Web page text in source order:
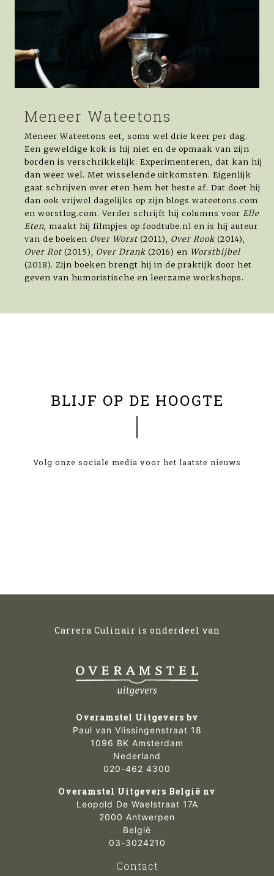
Meneer Wateetons
Meneer Wateetons eet, soms wel drie keer per dag.
Een geweldige kok is hij niet en de opmaak van zijn
borden is verschrikkelijk. Experimenteren, dat kan hij
dan weer wel. Met wisselende uitkomsten. Eigenlijk
gaat schrijven over eten hem het beste af. Dat doet hij
dan ook vrijwel dagelijks op zijn blogs wateetons.com
en worstlog.com. Verder schrijft hij columns voor Elle
Eten , maakt hij filmpjes op foodtube.nl en is hij auteur
van de boeken Over Worst(2011), Over Rook (2014),
Over Rot(2015), Over Drank (2016) en Worstbijbel
(2018). Zijn boeken brengt hij in de praktijk door het
geven van humoristische en leerzame workshops.
BLIJF OP DE HOOGTE
Volg onze sociale media voor het laatste nieuws
Carrera Culinair is onderdeel van
Overamstel Uitgevers bv
Paul van Vlissingenstraat 18
1096 BK Amsterdam
Nederland
020-462 4300
Overamstel Uitgevers België nv
Leopold De Waelstraat 17A
2000 Antwerpen
België
03-3024210
Contact